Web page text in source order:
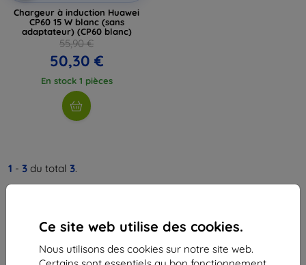
Ce site web utilise des cookies.
Nous utilisons des cookies sur notre site web.
Chargeur à induction Huawei
CP60 15 W blanc (sans
adaptateur) (CP60 blanc)
55,90 €
50,30 €
En stock 1 pièces
1 - 3 du total 3.